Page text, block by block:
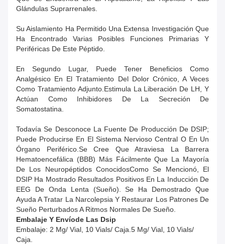
Glándulas Suprarrenales.
Su Aislamiento Ha Permitido Una Extensa Investigación Que
Ha Encontrado Varias Posibles Funciones Primarias Y
Periféricas De Este Péptido.
En Segundo Lugar, Puede Tener Beneficios Como
Analgésico En El Tratamiento Del Dolor Crónico, A Veces
Como Tratamiento Adjunto.estimula La Liberación De LH, Y
Actúan Como Inhibidores De La Secreción De
Somatostatina.
Todavía Se Desconoce La Fuente De Producción De DSIP;
Puede Producirse En El Sistema Nervioso Central O En Un
Órgano Periférico.Se Cree Que Atraviesa La Barrera
Hematoencefálica (BBB) Más Fácilmente Que La Mayoría
De Los Neuropéptidos ConocidosComo Se Mencionó, El
DSIP Ha Mostrado Resultados Positivos En La Inducción De
EEG De Onda Lenta (sueño). Se Ha Demostrado Que
Ayuda A Tratar La Narcolepsia Y Restaurar Los Patrones De
Sueño Perturbados A Ritmos Normales De Sueño.
Embalaje Y EnvíoDe Las Dsip
Embalaje: 2 Mg/ Vial, 10 Vials/ Caja. 5 Mg/ Vial, 10 Vials/
Caja.